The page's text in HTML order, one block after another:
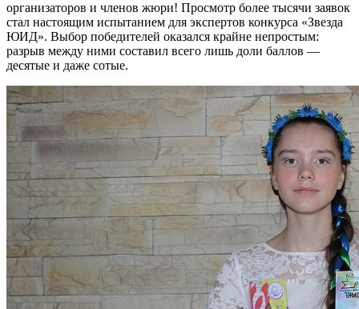
организаторов и членов жюри! Просмотр более тысячи заявок
стал настоящим испытанием для экспертов конкурса «Звезда
ЮИД». Выбор победителей оказался крайне непростым:
разрыв между ними составил всего лишь доли баллов —
десятые и даже сотые.